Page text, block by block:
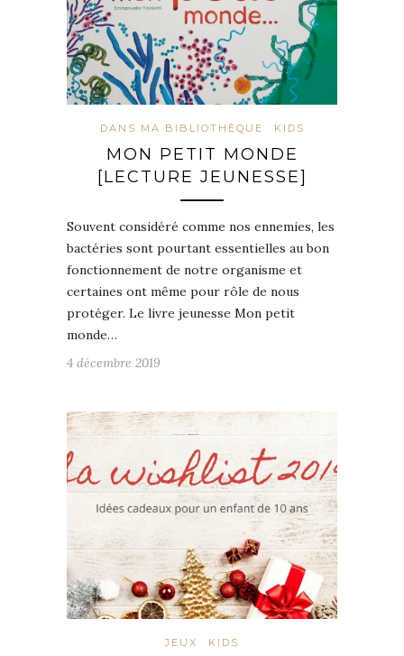
DANS MA BIBLIOTHÈQUE KIDS
MON PETIT MONDE
[LECTURE JEUNESSE]
Souvent considéré comme nos ennemies, les
bactéries sont pourtant essentielles au bon
fonctionnement de notre organisme et
certaines ont même pour rôle de nous
protéger. Le livre jeunesse Mon petit
monde…
4 décembre 2019
JEUX KIDS